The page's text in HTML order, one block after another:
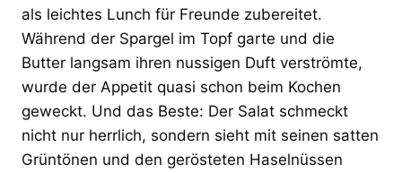
als leichtes Lunch für Freunde zubereitet.
Während der Spargel im Topf garte und die
Butter langsam ihren nussigen Duft verströmte,
wurde der Appetit quasi schon beim Kochen
geweckt. Und das Beste: Der Salat schmeckt
nicht nur herrlich, sondern sieht mit seinen satten
Grüntönen und den gerösteten Haselnüssen